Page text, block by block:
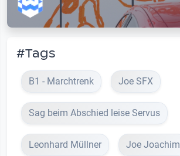
#Tags
B1 - Marchtrenk Joe SFX
Sag beim Abschied leise Servus
Leonhard Müllner Joe Joachim